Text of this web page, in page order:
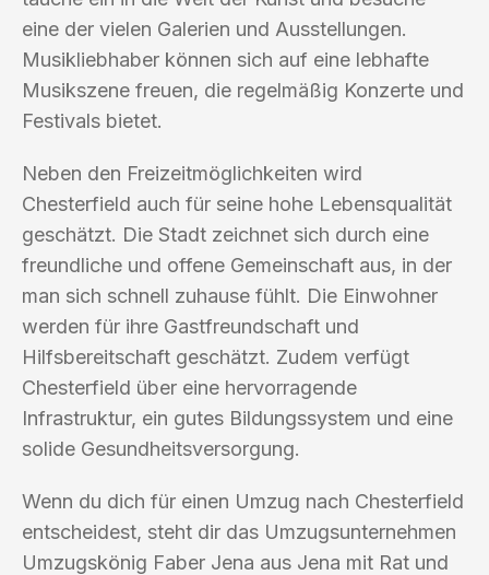
eine der vielen Galerien und Ausstellungen.
Musikliebhaber können sich auf eine lebhafte
Musikszene freuen, die regelmäßig Konzerte und
Festivals bietet.
Neben den Freizeitmöglichkeiten wird
Chesterfield auch für seine hohe Lebensqualität
geschätzt. Die Stadt zeichnet sich durch eine
freundliche und offene Gemeinschaft aus, in der
man sich schnell zuhause fühlt. Die Einwohner
werden für ihre Gastfreundschaft und
Hilfsbereitschaft geschätzt. Zudem verfügt
Chesterfield über eine hervorragende
Infrastruktur, ein gutes Bildungssystem und eine
solide Gesundheitsversorgung.
Wenn du dich für einen Umzug nach Chesterfield
entscheidest, steht dir das Umzugsunternehmen
Umzugskönig Faber Jena aus Jena mit Rat und